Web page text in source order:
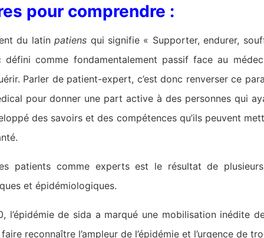
pour comprendre :
du latinpatiens qui signifie « Supporter, endurer,
défini comme fondamentalement passif face au
Parler de patient-expert, c’est donc renverser ce
pour donner une part active à des personnes qui
des savoirs et des compétences qu’ils peuvent
patients comme experts est le résultat de
et épidémiologiques.
l’épidémie de sida a marqué une mobilisation inédite
reconnaître l’ampleur de l’épidémie et l’urgence de